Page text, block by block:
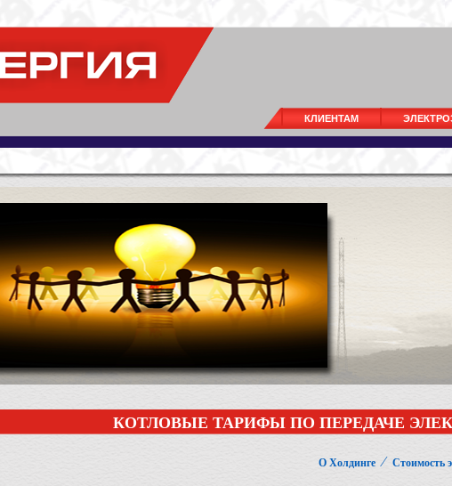
КЛИЕНТАМ
КОТЛОВЫЕ ТАРИФЫ ПО ПЕРЕДАЧЕ
О Холдинге ⁄ Стоимость